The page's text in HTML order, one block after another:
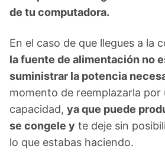
de tu computadora.
En el caso de que llegues a la
la fuente de alimentación no
suministrar la potencia
momento de reemplazarla por
capacidad, ya que puede
se congele y te deje sin
lo que estabas haciendo.